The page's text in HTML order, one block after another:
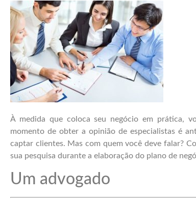
À medida que coloca seu negócio em prática,
momento de obter a opinião de especialistas é
captar clientes. Mas com quem você deve falar?
sua pesquisa durante a elaboração do plano de
Um advogado